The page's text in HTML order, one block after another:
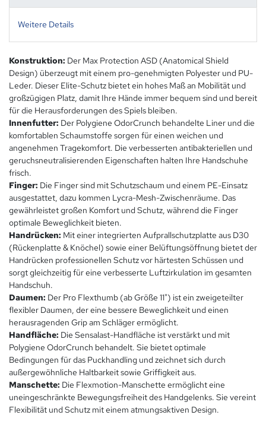
Weitere Details
Konstruktion: Der Max Protection ASD (Anatomical Shield
Design) überzeugt mit einem pro-genehmigten Polyester und PU-
Leder. Dieser Elite-Schutz bietet ein hohes Maß an Mobilität und
großzügigen Platz, damit Ihre Hände immer bequem sind und bereit
für die Herausforderungen des Spiels bleiben.
Innenfutter: Der Polygiene OdorCrunch behandelte Liner und die
komfortablen Schaumstoffe sorgen für einen weichen und
angenehmen Tragekomfort. Die verbesserten antibakteriellen und
geruchsneutralisierenden Eigenschaften halten Ihre Handschuhe
frisch.
Finger: Die Finger sind mit Schutzschaum und einem PE-Einsatz
ausgestattet, dazu kommen Lycra-Mesh-Zwischenräume. Das
gewährleistet großen Komfort und Schutz, während die Finger
optimale Beweglichkeit bieten.
Handrücken: Mit einer integrierten Aufprallschutzplatte aus D30
(Rückenplatte & Knöchel) sowie einer Belüftungsöffnung bietet der
Handrücken professionellen Schutz vor härtesten Schüssen und
sorgt gleichzeitig für eine verbesserte Luftzirkulation im gesamten
Handschuh.
Daumen: Der Pro Flexthumb (ab Größe 11") ist ein zweigeteilter
flexibler Daumen, der eine bessere Beweglichkeit und einen
herausragenden Grip am Schläger ermöglicht.
Handfläche: Die Sensalast-Handfläche ist verstärkt und mit
Polygiene OdorCrunch behandelt. Sie bietet optimale
Bedingungen für das Puckhandling und zeichnet sich durch
außergewöhnliche Haltbarkeit sowie Griffigkeit aus.
Manschette: Die Flexmotion-Manschette ermöglicht eine
uneingeschränkte Bewegungsfreiheit des Handgelenks. Sie vereint
Flexibilität und Schutz mit einem atmungsaktiven Design.